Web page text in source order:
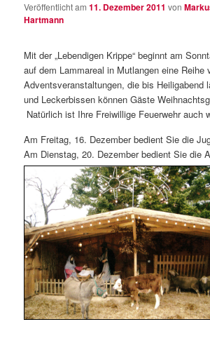
Veröffentlicht am11. Dezember 2011 von
Hartmann
Mit der „Lebendigen Krippe“ beginnt am
auf dem Lammareal in Mutlangen eine Reihe
Adventsveranstaltungen, die bis Heiligabend
und Leckerbissen können Gäste
Natürlich ist Ihre Freiwillige Feuerwehr auch
Am Freitag, 16. Dezember bedient Sie die
Am Dienstag, 20. Dezember bedient Sie die